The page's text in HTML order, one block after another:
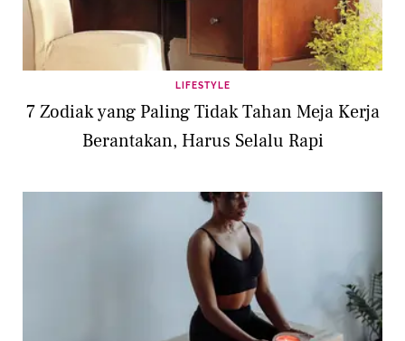
LIFESTYLE
7 Zodiak yang Paling Tidak Tahan Meja Kerja
Berantakan, Harus Selalu Rapi